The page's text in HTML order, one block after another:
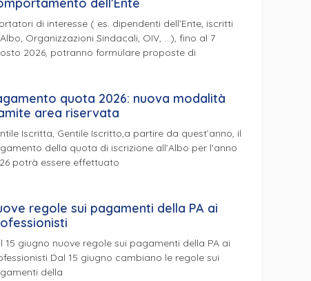
di interesse ( es. dipendenti dell’Ente, iscritti
Organizzazioni Sindacali, OIV, …), fino al 7
2026, potranno formulare proposte di
quota 2026: nuova modalità
area riservata
Iscritta, Gentile Iscritto,a partire da quest’anno, il
della quota di iscrizione all’Albo per l’anno
potrà essere effettuato
regole sui pagamenti della PA ai
15 giugno nuove regole sui pagamenti della PA ai
Dal 15 giugno cambiano le regole sui
della